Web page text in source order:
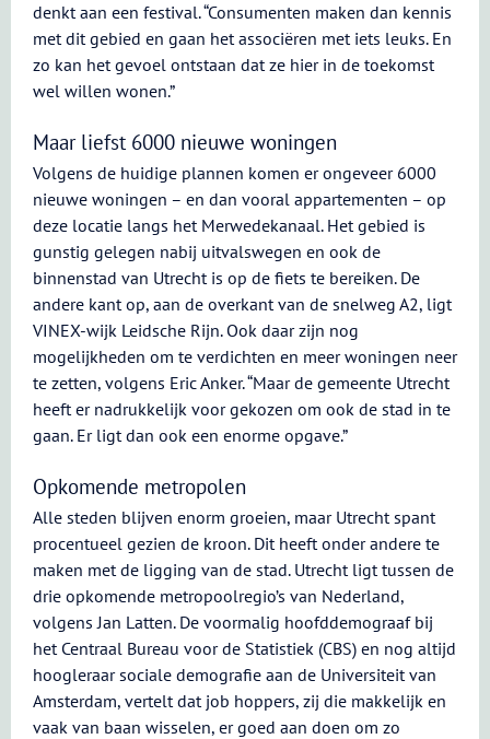
denkt aan een festival. “Consumenten maken dan kennis
met dit gebied en gaan het associëren met iets leuks. En
zo kan het gevoel ontstaan dat ze hier in de toekomst
wel willen wonen.”
Maar liefst 6000 nieuwe woningen
Volgens de huidige plannen komen er ongeveer 6000
nieuwe woningen – en dan vooral appartementen – op
deze locatie langs het Merwedekanaal. Het gebied is
gunstig gelegen nabij uitvalswegen en ook de
binnenstad van Utrecht is op de fiets te bereiken. De
andere kant op, aan de overkant van de snelweg A2, ligt
VINEX-wijk Leidsche Rijn. Ook daar zijn nog
mogelijkheden om te verdichten en meer woningen neer
te zetten, volgens Eric Anker. “Maar de gemeente Utrecht
heeft er nadrukkelijk voor gekozen om ook de stad in te
gaan. Er ligt dan ook een enorme opgave.”
Opkomende metropolen
Alle steden blijven enorm groeien, maar Utrecht spant
procentueel gezien de kroon. Dit heeft onder andere te
maken met de ligging van de stad. Utrecht ligt tussen de
drie opkomende metropoolregio’s van Nederland,
volgens Jan Latten. De voormalig hoofddemograaf bij
het Centraal Bureau voor de Statistiek (CBS) en nog altijd
hoogleraar sociale demografie aan de Universiteit van
Amsterdam, vertelt dat job hoppers, zij die makkelijk en
vaak van baan wisselen, er goed aan doen om zo